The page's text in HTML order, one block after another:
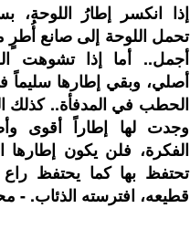
إذا انكسر إطارُ اللوحة،
تحمل اللوحة إلى صانع أُطرٍ
أجمل.. أما إذا تشوهت
أصلي، وبقي إطارها سليماً
الحطب في المدفأة.. كذلك
وجدت لها إطاراً أقوى
الفكرة، فلن يكون إطارها
تحتفظ بها كما يحتفظ
قطيعه، افترسته الذئاب. -